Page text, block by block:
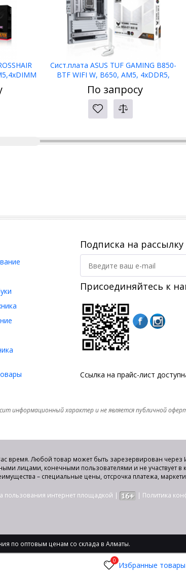
0 Избранные товары
Сист.плата ASUS TUF GAMING B850-
BTF WIFI W, B650, AM5, 4xDDR5,
2xPCI-E x16, PCI-Ex1, M2,
SATA,HDMI,DP, WIFI7, WHITE, BOX
По запросу
Подписка на рассылку
Присоединяйтесь к
Ссылка на прайс-лист
информационный характер и не является публичной
время. Любой товар может быть зарезервирован через
лицами, конечными пользователями и не участвует
– специальные цены, отсрочка платежа,
пользования интернет площадкой | | Политика
по оптовым ценам со склада в Алматы.